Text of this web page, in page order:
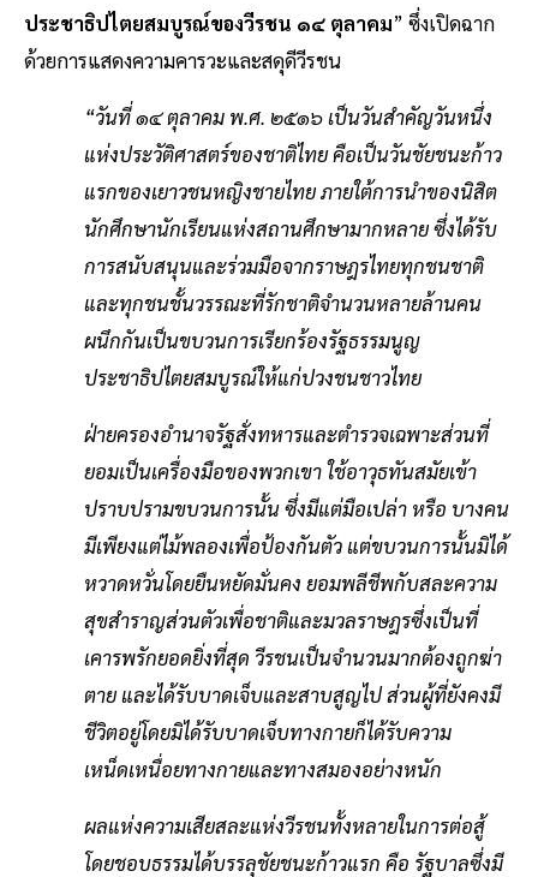
ประชาธิปไตยสมบูรณ์ของวีรชน ๑๔ ตุลาคม” ซึ่งเปิดฉาก
ด้วยการแสดงความคารวะและสดุดีวีรชน
“วันที่ ๑๔ ตุลาคม พ.ศ. ๒๕๑๖ เป็นวันสําคัญวันหนึ่ง
แห่งประวัติศาสตร์ของชาติไทย คือเป็นวันชัยชนะก้าว
แรกของเยาวชนหญิงชายไทย ภายใต้การนําของนิสิต
นักศึกษานักเรียนแห่งสถานศึกษามากหลาย ซึ่งได้รับ
การสนับสนุนและร่วมมือจากราษฎรไทยทุกชนชาติ
และทุกชนชั้นวรรณะที่รักชาติจํานวนหลายล้านคน
ผนึกกันเป็นขบวนการเรียกร้องรัฐธรรมนูญ
ประชาธิปไตยสมบูรณ์ให้แก่ปวงชนชาวไทย
ฝ่ายครองอํานาจรัฐสั่งทหารและตํารวจเฉพาะส่วนที่
ยอมเป็นเครื่องมือของพวกเขา ใช้อาวุธทันสมัยเข้า
ปราบปรามขบวนการนั้น ซึ่งมีแต่มือเปล่า หรือ บางคน
มีเพียงแต่ไม้พลองเพื่อป้องกันตัว แต่ขบวนการนั้นมิได้
หวาดหวั่นโดยยืนหยัดมั่นคง ยอมพลีชีพกับสละความ
สุขสําราญส่วนตัวเพื่อชาติและมวลราษฎรซึ่งเป็นที่
เคารพรักยอดยิ่งที่สุด วีรชนเป็นจํานวนมากต้องถูกฆ่า
ตาย และได้รับบาดเจ็บและสาบสูญไป ส่วนผู้ที่ยังคงมี
ชีวิตอยู่โดยมิได้รับบาดเจ็บทางกายก็ได้รับความ
เหน็ดเหนื่อยทางกายและทางสมองอย่างหนัก
ผลแห่งความเสียสละแห่งวีรชนทั้งหลายในการต่อสู้
โดยชอบธรรมได้บรรลุชัยชนะก้าวแรก คือ รัฐบาลซึ่งมี